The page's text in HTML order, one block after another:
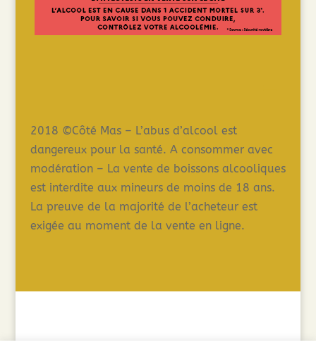
2018 ©Côté Mas – L’abus d’alcool est
dangereux pour la santé. A consommer avec
modération – La vente de boissons alcooliques
est interdite aux mineurs de moins de 18 ans.
La preuve de la majorité de l’acheteur est
exigée au moment de la vente en ligne.